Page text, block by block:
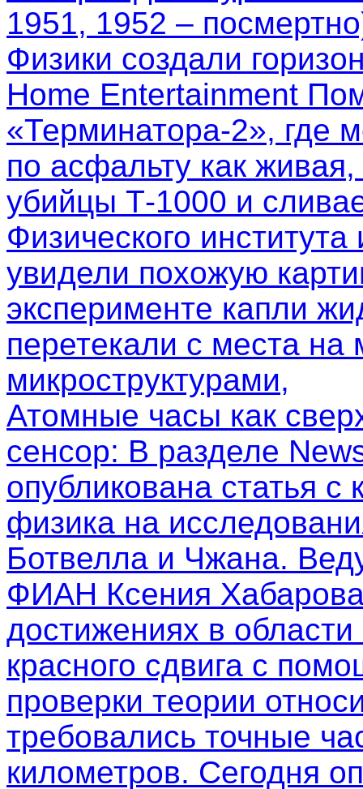
1951, 1952 –
Физики создали
Home Entertainment
«Терминатора-2», где
по асфальту как
убийцы Т-1000 и
Физического
увидели похожую
эксперименте капли
перетекали с места на
микроструктурами,
Атомные часы как
сенсор: В разделе
опубликована статья
физика на
Ботвелла и Чжана.
ФИАН Ксения
достижениях в
красного сдвига с
проверки теории
требовались точные
километров. Сегодня